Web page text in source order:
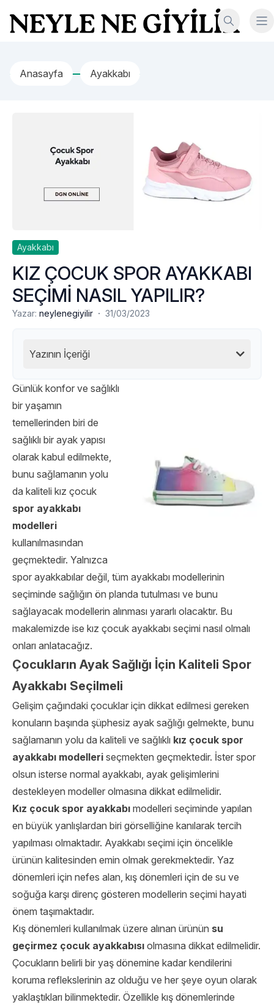
Neyle Ne Giyilir
Anasayfa Ayakkabı
Ayakkabı
KIZ ÇOCUK SPOR AYAKKABI
SEÇİMİ NASIL YAPILIR?
Yazar: neylenegiyilir · 31/03/2023
Yazının İçeriği
Günlük konfor ve sağlıklı
bir yaşamın
temellerinden biri de
sağlıklı bir ayak yapısı
olarak kabul edilmekte,
bunu sağlamanın yolu
da kaliteli kız çocuk
spor ayakkabı
modelleri
kullanılmasından
geçmektedir. Yalnızca
spor ayakkabılar değil, tüm ayakkabı modellerinin
seçiminde sağlığın ön planda tutulması ve bunu
sağlayacak modellerin alınması yararlı olacaktır. Bu
makalemizde ise kız çocuk ayakkabı seçimi nasıl olmalı
onları anlatacağız.
Çocukların Ayak Sağlığı İçin Kaliteli Spor
Ayakkabı Seçilmeli
Gelişim çağındaki çocuklar için dikkat edilmesi gereken
konuların başında şüphesiz ayak sağlığı gelmekte, bunu
sağlamanın yolu da kaliteli ve sağlıklı kız çocuk spor
ayakkabı modelleri seçmekten geçmektedir. İster spor
olsun isterse normal ayakkabı, ayak gelişimlerini
destekleyen modeller olmasına dikkat edilmelidir.
Kız çocuk spor ayakkabı modelleri seçiminde yapılan
en büyük yanlışlardan biri görselliğine kanılarak tercih
yapılması olmaktadır. Ayakkabı seçimi için öncelikle
ürünün kalitesinden emin olmak gerekmektedir. Yaz
dönemleri için nefes alan, kış dönemleri için de su ve
soğuğa karşı direnç gösteren modellerin seçimi hayati
önem taşımaktadır.
Kış dönemleri kullanılmak üzere alınan ürünün su
geçirmez çocuk ayakkabısı olmasına dikkat edilmelidir.
Çocukların belirli bir yaş dönemine kadar kendilerini
koruma reflekslerinin az olduğu ve her şeye oyun olarak
yaklaştıkları bilinmektedir. Özellikle kış dönemlerinde